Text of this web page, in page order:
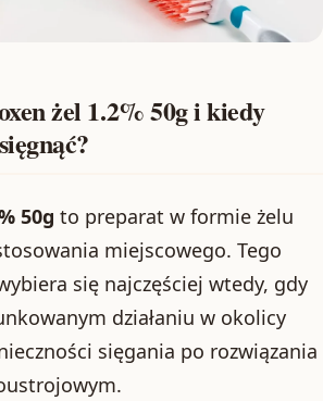
żel 1.2% 50g i kiedy
50g to preparat w formie żelu
miejscowego. Tego
się najczęściej wtedy, gdy
działaniu w okolicy
sięgania po rozwiązania